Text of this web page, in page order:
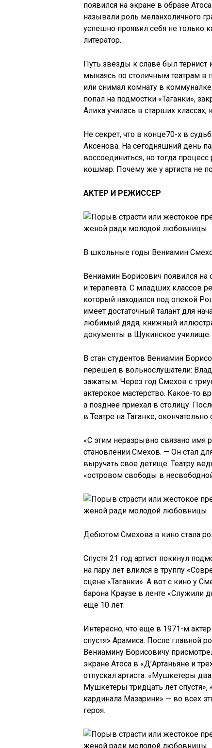
появился на экране в образе
называли роль меланхоличного
успешно проявил себя не только
литератор.
Путь звезды к славе был тернист
мыкаясь по столичным театрам в
или снимал комнату в
попал на подмостки «Таганки»,
Алика училась в старших классах,
Не секрет, что в конце70-х в
Аксенова. На сегодняшний день
воссоединиться, но тогда
кошмар. Почему же у артиста не
АКТЕР И РЕЖИССЕР
В школьные годы Вениамин
Вениамин Борисович появился
и терапевта. С младших классов
который находился под опекой
имеет достаточный талант для
любимый дядя, книжный
документы в Щукинское училище.
В стан студентов Вениамин
перешел в вольнослушатели:
зажатым. Через год Смехов с
актерское мастерство. Какое-то
а позднее приехал в столицу.
в Театре на Таганке,
«С этим неразрывно связано
становлении Смехов. — Он стал
выручать свое детище. Театру
«островом свободы в
Дебютом Смехова в кино стала
Спустя 21 год артист покинул
на пару лет влился в труппу
сцене «Таганки». А вот с кино у
барона Краузе в ленте «Служили
еще 10 лет.
Интересно, что еще в 1971-м
спустя» Арамиса. После главной
Вениамину Борисовичу
экране Атоса в «Д’Артаньяне и
отпускал артиста: «Мушкетеры
Мушкетеры тридцать лет
кардинала Мазарини» — во всех
героя.